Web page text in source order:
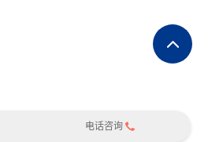
电话咨询